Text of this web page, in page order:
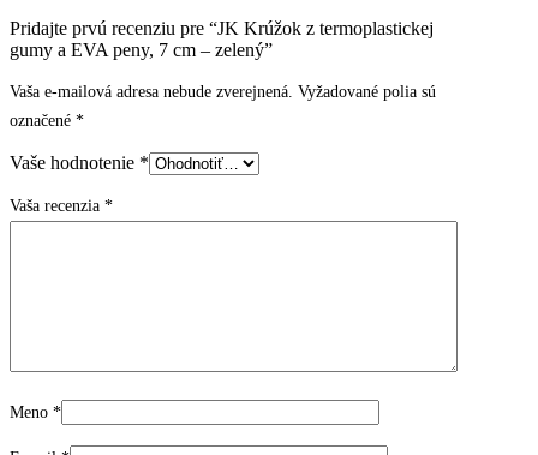
Pridajte prvú recenziu pre “JK Krúžok z termoplastickej
gumy a EVA peny, 7 cm – zelený”
Vaša e-mailová adresa nebude zverejnená. Vyžadované polia sú
označené *
Vaše hodnotenie *
Vaša recenzia *
Meno *